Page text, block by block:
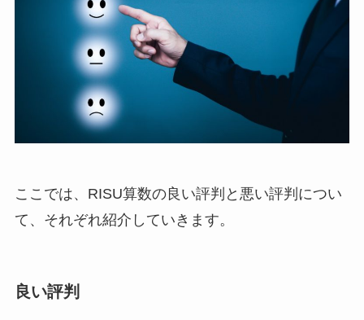
ここでは、RISU算数の良い評判と悪い評判につい
て、それぞれ紹介していきます。
良い評判